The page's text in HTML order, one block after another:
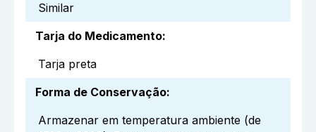
Similar
Tarja do Medicamento:
Tarja preta
Forma de Conservação:
Armazenar em temperatura ambiente (de